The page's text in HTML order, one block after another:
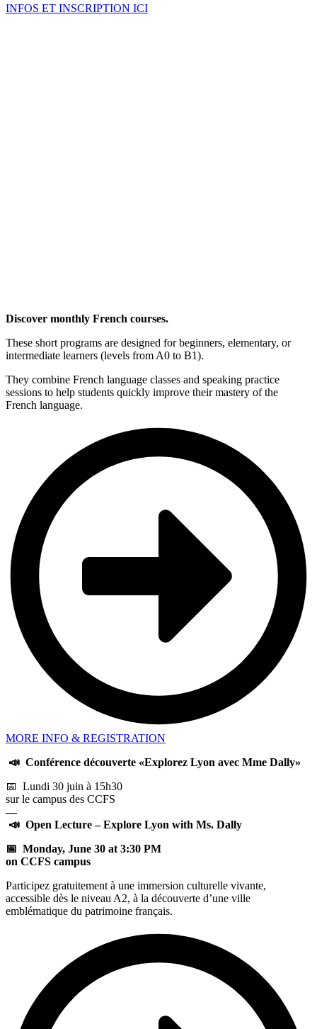
INFOS ET INSCRIPTION ICI
Discover monthly French courses.
These short programs are designed for beginners, elementary, or
intermediate learners (levels from A0 to B1).
They combine French language classes and speaking practice
sessions to help students quickly improve their mastery of the
French language.
MORE INFO & REGISTRATION
📣 Conférence découverte «Explorez Lyon avec Mme Dally»
📅 Lundi 30 juin à 15h30
sur le campus des CCFS
—
📣 Open Lecture – Explore Lyon with Ms. Dally
📅 Monday, June 30 at 3:30 PM
on CCFS campus
Participez gratuitement à une immersion culturelle vivante,
accessible dès le niveau A2, à la découverte d’une ville
emblématique du patrimoine français.